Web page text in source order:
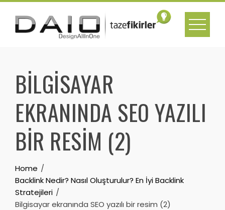
Skip
content
BILGISAYAR
EKRANINDA SEO YAZILI
BIR RESIM (2)
Home
Backlink Nedir? Nasıl Oluşturulur? En İyi Backlink
Stratejileri
Bilgisayar ekranında SEO yazılı bir resim (2)